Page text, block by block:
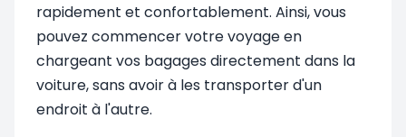
rapidement et confortablement. Ainsi, vous
pouvez commencer votre voyage en
chargeant vos bagages directement dans la
voiture, sans avoir à les transporter d'un
endroit à l'autre.